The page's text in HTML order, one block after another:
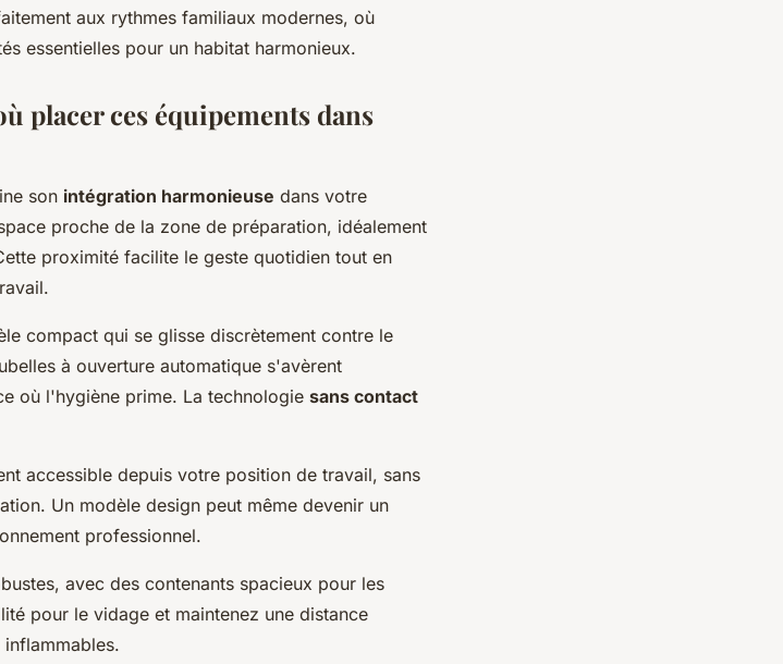
aux rythmes familiaux modernes, où
essentielles pour un habitat harmonieux.
placer ces équipements dans
son intégration harmonieuse dans votre
proche de la zone de préparation, idéalement
proximité facilite le geste quotidien tout en
compact qui se glisse discrètement contre le
à ouverture automatique s'avèrent
où l'hygiène prime. La technologie sans contact
accessible depuis votre position de travail, sans
Un modèle design peut même devenir un
professionnel.
avec des contenants spacieux pour les
pour le vidage et maintenez une distance